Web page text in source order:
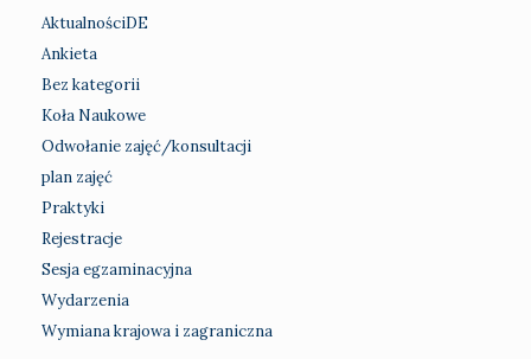
AktualnościDE
Ankieta
Bez kategorii
Koła Naukowe
Odwołanie zajęć/konsultacji
plan zajęć
Praktyki
Rejestracje
Sesja egzaminacyjna
Wydarzenia
Wymiana krajowa i zagraniczna